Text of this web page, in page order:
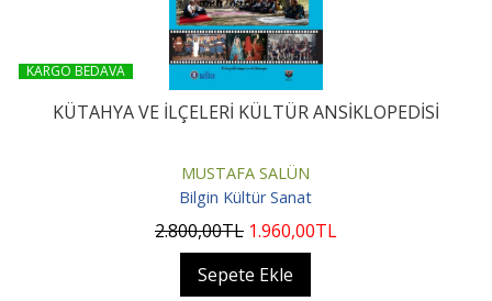
KARGO BEDAVA
KÜTAHYA VE İLÇELERİ KÜLTÜR ANSİKLOPEDİSİ
MUSTAFA SALÜN
Bilgin Kültür Sanat
2.800,00TL 1.960,00TL
Sepete Ekle